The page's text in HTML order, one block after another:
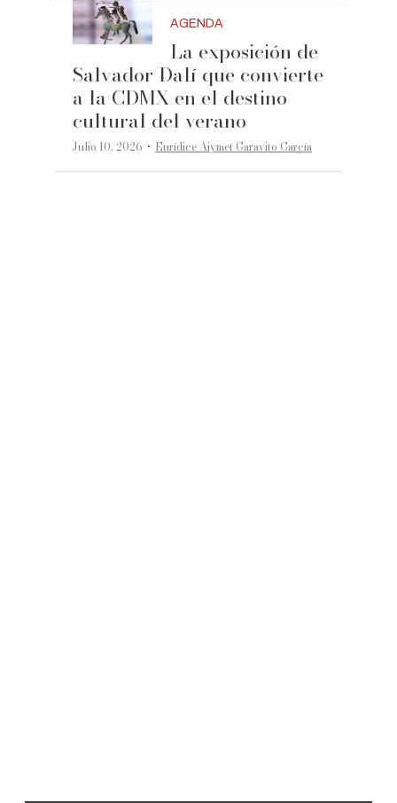
AGENDA
La exposición de
Salvador Dalí que convierte
a la CDMX en el destino
cultural del verano
Julio 10, 2026 ·Eurídice Aiymet Garavito García